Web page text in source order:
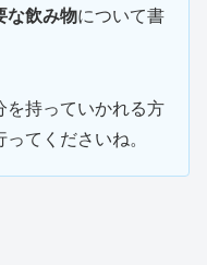
な飲み物について書
を持っていかれる方
てくださいね。